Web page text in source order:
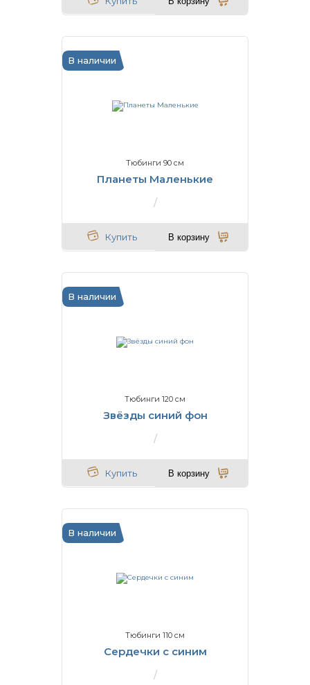
В наличии
Тюбинги 90 см
Планеты Маленькие
Купить В корзину
В наличии
Тюбинги 120 см
Звёзды синий фон
Купить В корзину
В наличии
Тюбинги 110 см
Сердечки с синим